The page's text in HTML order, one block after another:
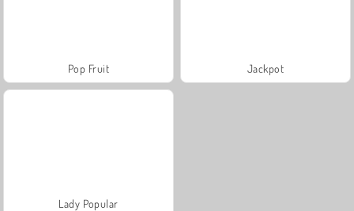
Pop Fruit Jackpot
Lady Popular